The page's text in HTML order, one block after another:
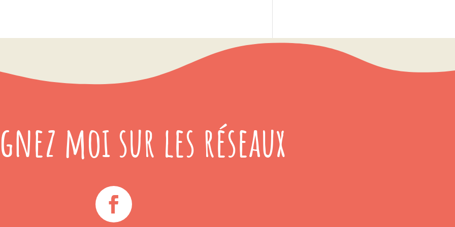
moi sur les réseaux